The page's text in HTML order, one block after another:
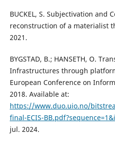
BUCKEL, S. Subjectivation and
reconstruction of a materialist
2021.
BYGSTAD, B.; HANSETH, O.
Infrastructures through
European Conference on
2018. Available at:
https://www.duo.uio.no/
final-ECIS-
jul. 2024.